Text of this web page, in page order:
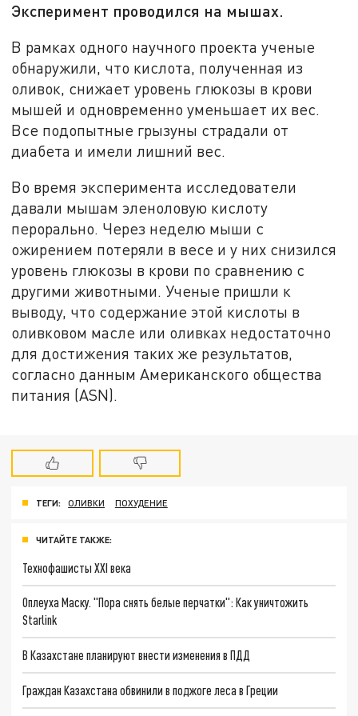
Эксперимент проводился на мышах.
В рамках одного научного проекта ученые
обнаружили, что кислота, полученная из
оливок, снижает уровень глюкозы в крови
мышей и одновременно уменьшает их вес.
Все подопытные грызуны страдали от
диабета и имели лишний вес.
Во время эксперимента исследователи
давали мышам эленоловую кислоту
перорально. Через неделю мыши с
ожирением потеряли в весе и у них снизился
уровень глюкозы в крови по сравнению с
другими животными. Ученые пришли к
выводу, что содержание этой кислоты в
оливковом масле или оливках недостаточно
для достижения таких же результатов,
согласно данным Американского общества
питания (ASN).
ТЕГИ: ОЛИВКИ ПОХУДЕНИЕ
ЧИТАЙТЕ ТАКЖЕ:
Технофашисты XXI века
Оплеуха Маску. "Пора снять белые перчатки": Как уничтожить
Starlink
В Казахстане планируют внести изменения в ПДД
Граждан Казахстана обвинили в поджоге леса в Греции